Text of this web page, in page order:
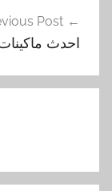
المقالات
Post
احدث